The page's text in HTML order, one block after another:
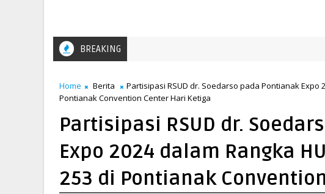
BREAKING
Home Berita
Partisipasi RSUD dr. Soedarso pada Pontianak Expo
Pontianak Convention Center Hari Ketiga
Partisipasi RSUD dr.
Expo 2024 dalam Rangka
253 di Pontianak